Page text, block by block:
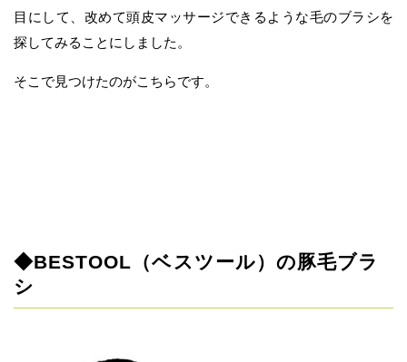
目にして、改めて頭皮マッサージできるような毛のブラシを
探してみることにしました。
そこで見つけたのがこちらです。
◆BESTOOL（ベスツール）の豚毛ブラ
シ